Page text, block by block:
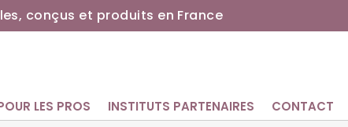
conçus et produits en France
LES PROS INSTITUTS PARTENAIRES CONTACT